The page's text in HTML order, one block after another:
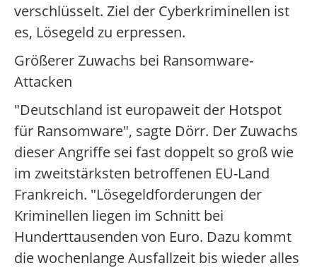
verschlüsselt. Ziel der Cyberkriminellen ist
es, Lösegeld zu erpressen.
Größerer Zuwachs bei Ransomware-
Attacken
"Deutschland ist europaweit der Hotspot
für Ransomware", sagte Dörr. Der Zuwachs
dieser Angriffe sei fast doppelt so groß wie
im zweitstärksten betroffenen EU-Land
Frankreich. "Lösegeldforderungen der
Kriminellen liegen im Schnitt bei
Hunderttausenden von Euro. Dazu kommt
die wochenlange Ausfallzeit bis wieder alles